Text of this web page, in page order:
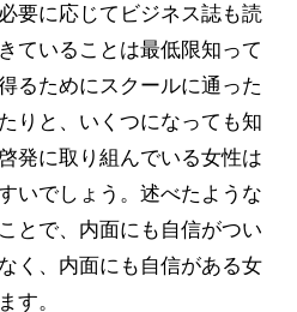
要に応じてビジネス誌も読
ていることは最低限知って
るためにスクールに通った
りと、いくつになっても知
発に取り組んでいる女性は
いでしょう。述べたような
とで、内面にも自信がつい
く、内面にも自信がある女
す。